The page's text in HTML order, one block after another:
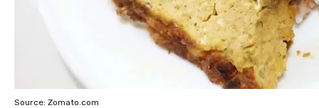
Source: Zomato.com